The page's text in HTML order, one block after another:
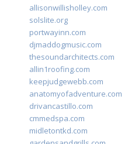
allisonwillisholley.com
solslite.org
portwayinn.com
djmaddogmusic.com
thesoundarchitects.com
allin1roofing.com
keepjudgewebb.com
anatomyofadventure.com
drivancastillo.com
cmmedspa.com
midletontkd.com